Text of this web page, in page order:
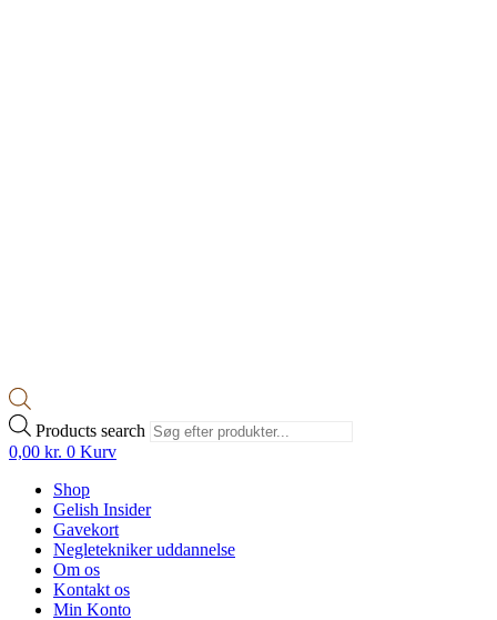
Products search
0,00 kr. 0 Kurv
Shop
Gelish Insider
Gavekort
Negletekniker uddannelse
Om os
Kontakt os
Min Konto